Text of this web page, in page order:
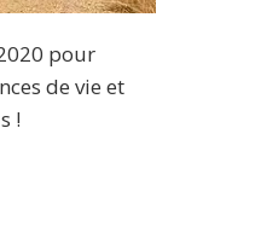
pour
de vie et
!